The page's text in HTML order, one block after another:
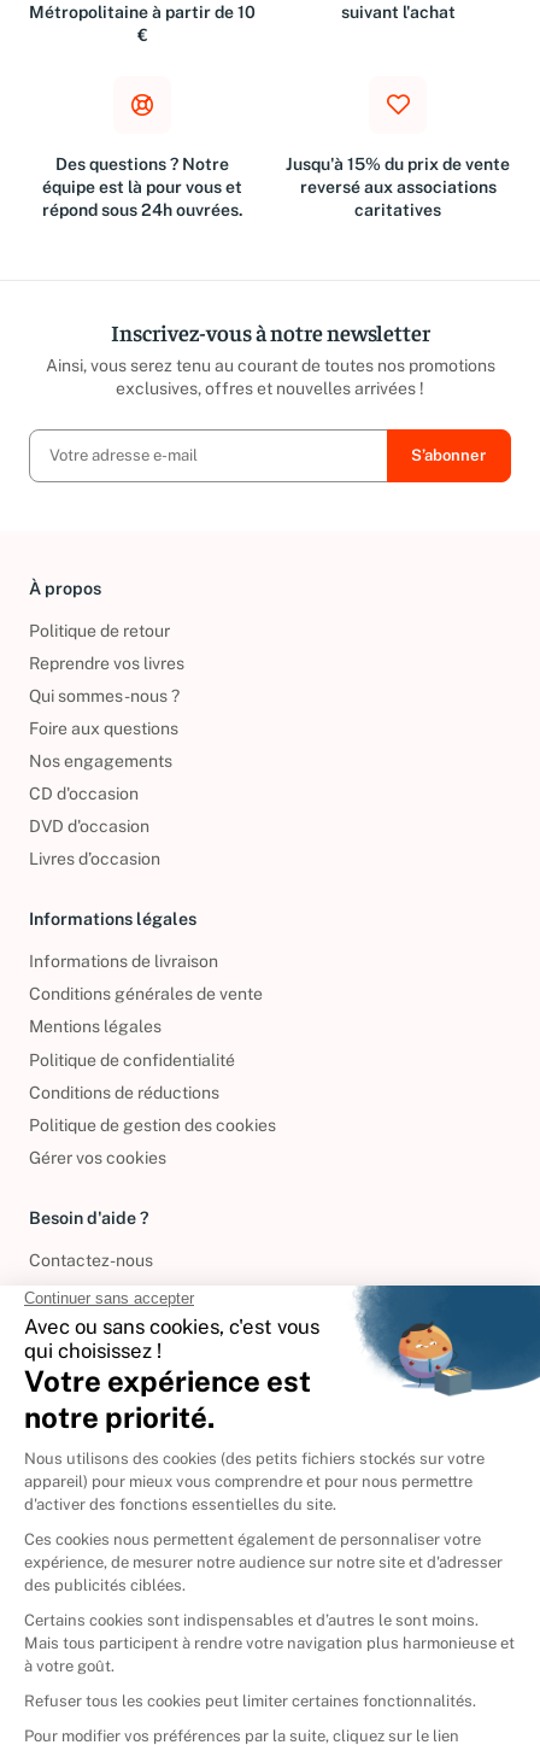
Métropolitaine à partir de 10
€
suivant l'achat
Des questions ? Notre
équipe est là pour vous et
répond sous 24h ouvrées.
Jusqu'à 15% du prix de vente
reversé aux associations
caritatives
Inscrivez-vous à notre newsletter
Ainsi, vous serez tenu au courant de toutes nos promotions
exclusives, offres et nouvelles arrivées !
À propos
Politique de retour
Reprendre vos livres
Qui sommes-nous ?
Foire aux questions
Nos engagements
CD d'occasion
DVD d'occasion
Livres d’occasion
Informations légales
Informations de livraison
Conditions générales de vente
Mentions légales
Politique de confidentialité
Conditions de réductions
Politique de gestion des cookies
Gérer vos cookies
Besoin d'aide ?
Contactez-nous
International
🇪🇸Espagne
🇮🇹Italie
Donner vos livres